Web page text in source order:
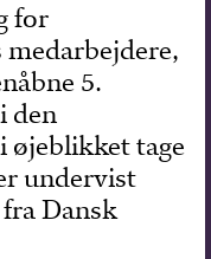
for
5.
den
øjeblikket tage
undervist
Dansk